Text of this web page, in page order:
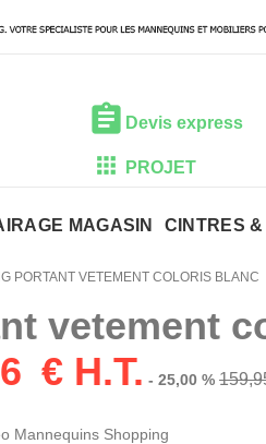
Devis express
PROJET
MAGASIN CINTRES
PORTANT VETEMENT COLORIS BLANC
vetement
€ H.T. - 25,00 %
Mannequins Shopping